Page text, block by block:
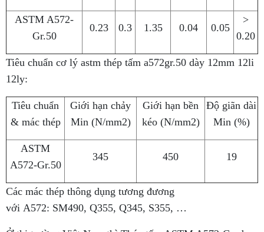
ASTM A572-
Gr.50
0.23 0.3 1.35 0.04 0.05
>
0.20
Tiêu chuẩn cơ lý astm thép tấm a572gr.50 dày 12mm 12li
12ly:
Tiêu chuẩn
& mác thép
Giới hạn chảy
Min (N/mm2)
Giới hạn bền
kéo (N/mm2)
Độ giãn dài
Min (%)
ASTM
A572-Gr.50
345 450 19
Các mác thép thông dụng tương đương
với A572: SM490, Q355, Q345, S355, …